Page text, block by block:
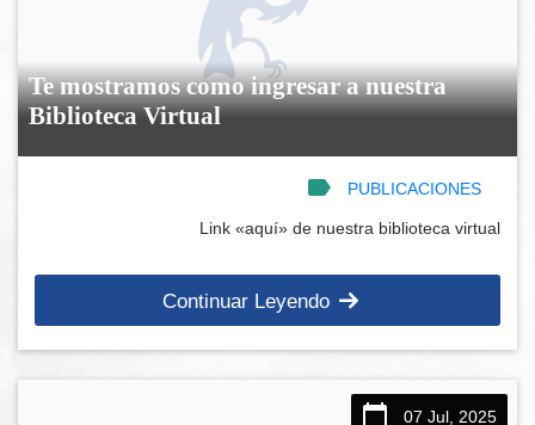
Te mostramos como ingresar a nuestra
Biblioteca Virtual
PUBLICACIONES
Link «aquí» de nuestra biblioteca virtual
Continuar Leyendo
07 Jul, 2025